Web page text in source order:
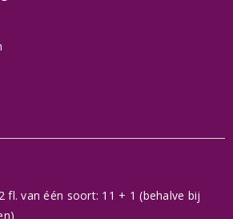
fl. van één soort: 11 + 1 (behalve bij